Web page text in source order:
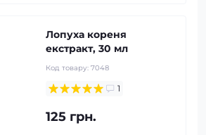
Лопуха кореня
екстракт, 30 мл
Код товару: 7048
1
125 грн.